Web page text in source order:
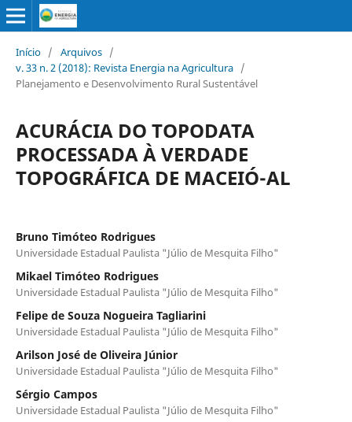
Início / Arquivos /
v. 33 n. 2 (2018): Revista Energia na Agricultura /
Planejamento e Desenvolvimento Rural Sustentável
ACURÁCIA DO TOPODATA
PROCESSADA À VERDADE
TOPOGRÁFICA DE MACEIÓ-AL
Bruno Timóteo Rodrigues
Universidade Estadual Paulista "Júlio de Mesquita Filho"
Mikael Timóteo Rodrigues
Universidade Estadual Paulista "Júlio de Mesquita Filho"
Felipe de Souza Nogueira Tagliarini
Universidade Estadual Paulista "Júlio de Mesquita Filho"
Arilson José de Oliveira Júnior
Universidade Estadual Paulista "Júlio de Mesquita Filho"
Sérgio Campos
Universidade Estadual Paulista "Júlio de Mesquita Filho"